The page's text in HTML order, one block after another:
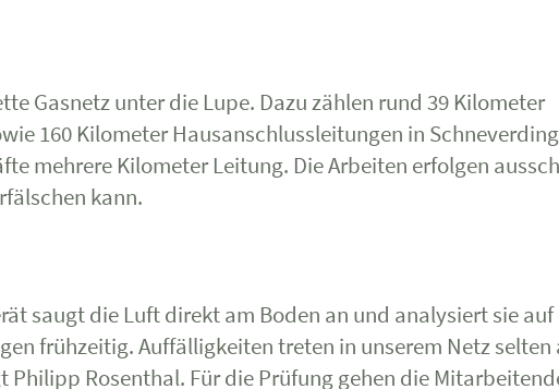
Gasnetz unter die Lupe. Dazu zählen rund 39 Kilometer
160 Kilometer Hausanschlussleitungen in
mehrere Kilometer Leitung. Die Arbeiten erfolgen
kann.
saugt die Luft direkt am Boden an und analysiert sie auf
frühzeitig. Auffälligkeiten treten in unserem Netz selten
Rosenthal. Für die Prüfung gehen die